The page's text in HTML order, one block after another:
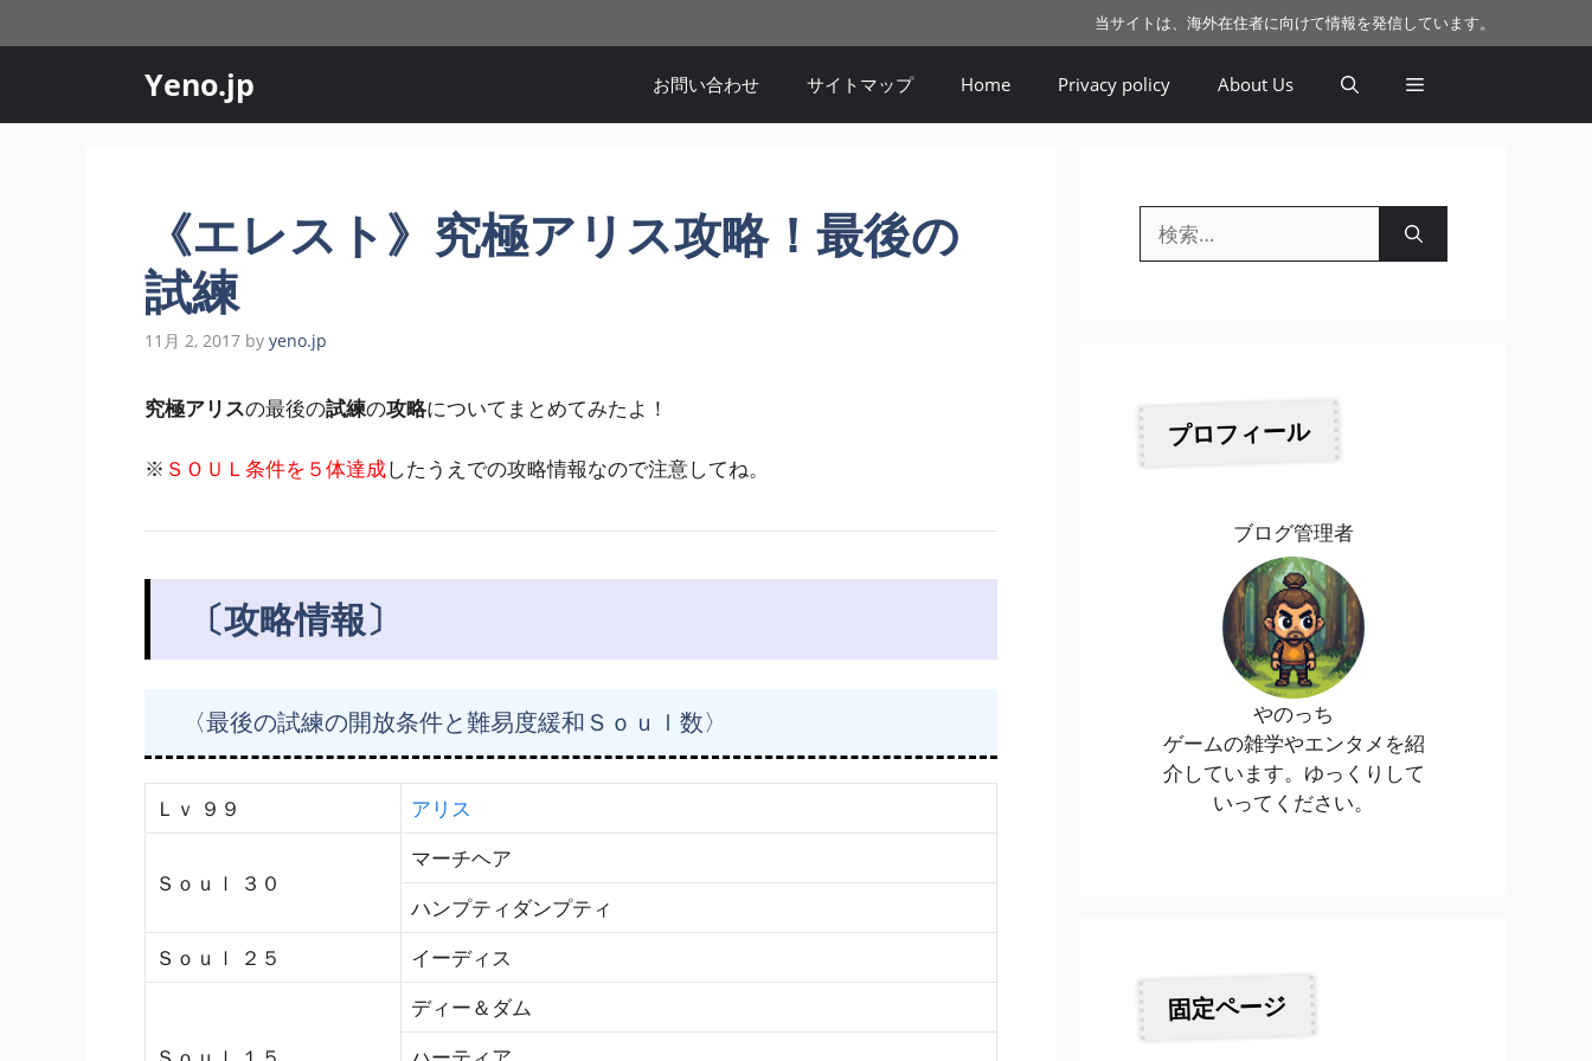
ン
ツ
当サイトは、海外在住者に向けて情報を発信しています。
Yeno.jp お問い合わせ サイトマップ Home Privacy policy About Us
《エレスト》究極アリス攻略！最後の
試練
11月 2, 2017 by yeno.jp
究極アリスの最後の試練の攻略についてまとめてみたよ！
※ ＳＯＵＬ条件を５体達成したうえでの攻略情報なので注意してね。
〔攻略情報〕
〈最後の試練の開放条件と難易度緩和Ｓｏｕｌ数〉
Ｌｖ ９９ アリス
Ｓｏｕｌ ３０
マーチヘア
ハンプティダンプティ
Ｓｏｕｌ ２５
イーディス
ディー＆ダム
索:
プロフィール
ブログ管理者
やのっち
ゲームの雑学やエンタメを紹
介しています。ゆっくりして
いってください。
固定ページ